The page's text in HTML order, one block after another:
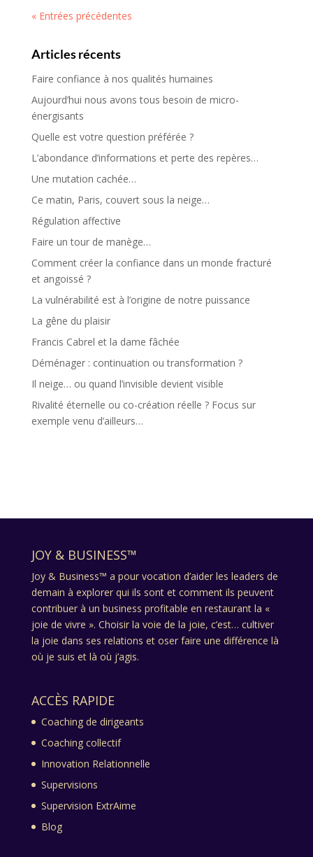
« Entrées précédentes
Articles récents
Faire confiance à nos qualités humaines
Aujourd’hui nous avons tous besoin de micro-
énergisants
Quelle est votre question préférée ?
L’abondance d’informations et perte des repères…
Une mutation cachée…
Ce matin, Paris, couvert sous la neige…
Régulation affective
Faire un tour de manège…
Comment créer la confiance dans un monde fracturé
et angoissé ?
La vulnérabilité est à l’origine de notre puissance
La gêne du plaisir
Francis Cabrel et la dame fâchée
Déménager : continuation ou transformation ?
Il neige… ou quand l’invisible devient visible
Rivalité éternelle ou co-création réelle ? Focus sur
exemple venu d’ailleurs…
JOY & BUSINESS™
Joy & Business™ a pour vocation d’aider les leaders de
demain à explorer qui ils sont et comment ils peuvent
contribuer à un business profitable en restaurant la «
joie de vivre ». Choisir la voie de la joie, c’est… cultiver
la joie dans ses relations et oser faire une différence là
où je suis et là où j’agis.
ACCÈS RAPIDE
Coaching de dirigeants
Coaching collectif
Innovation Relationnelle
Supervisions
Supervision ExtrAime
Blog